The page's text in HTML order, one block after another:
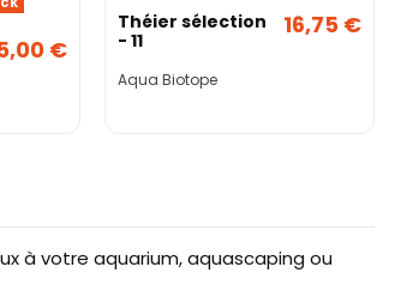
€
Théier sélection
- 11
Aqua Biotope
16,75 €
à votre aquarium, aquascaping ou